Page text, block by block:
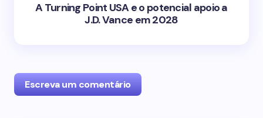
A Turning Point USA e o potencial apoio a
J.D. Vance em 2028
Escreva um comentário